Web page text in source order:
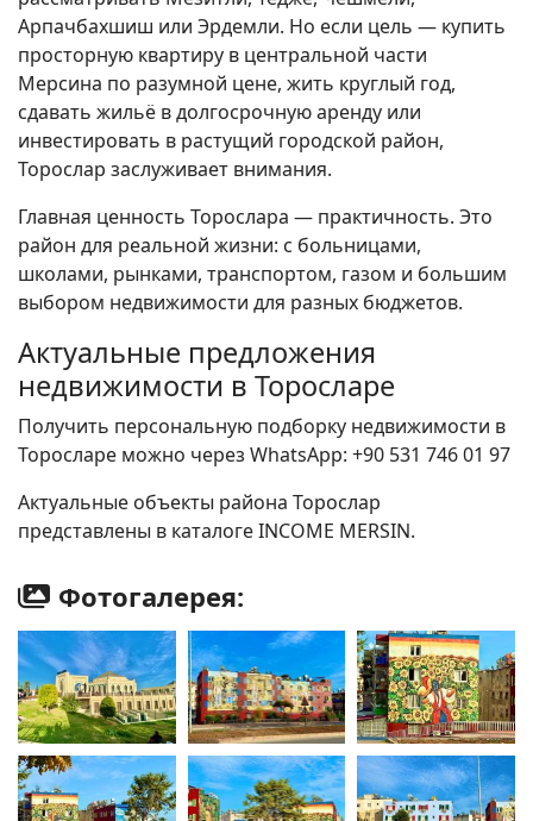
Арпачбахшиш или Эрдемли. Но если цель — купить
просторную квартиру в центральной части
Мерсина по разумной цене, жить круглый год,
сдавать жильё в долгосрочную аренду или
инвестировать в растущий городской район,
Торослар заслуживает внимания.
Главная ценность Торослара — практичность. Это
район для реальной жизни: с больницами,
школами, рынками, транспортом, газом и большим
выбором недвижимости для разных бюджетов.
Актуальные предложения
недвижимости в Торосларе
Получить персональную подборку недвижимости в
Торосларе можно через WhatsApp: +90 531 746 01 97
Актуальные объекты района Торослар
представлены в каталоге INCOME MERSIN.
Фотогалерея: